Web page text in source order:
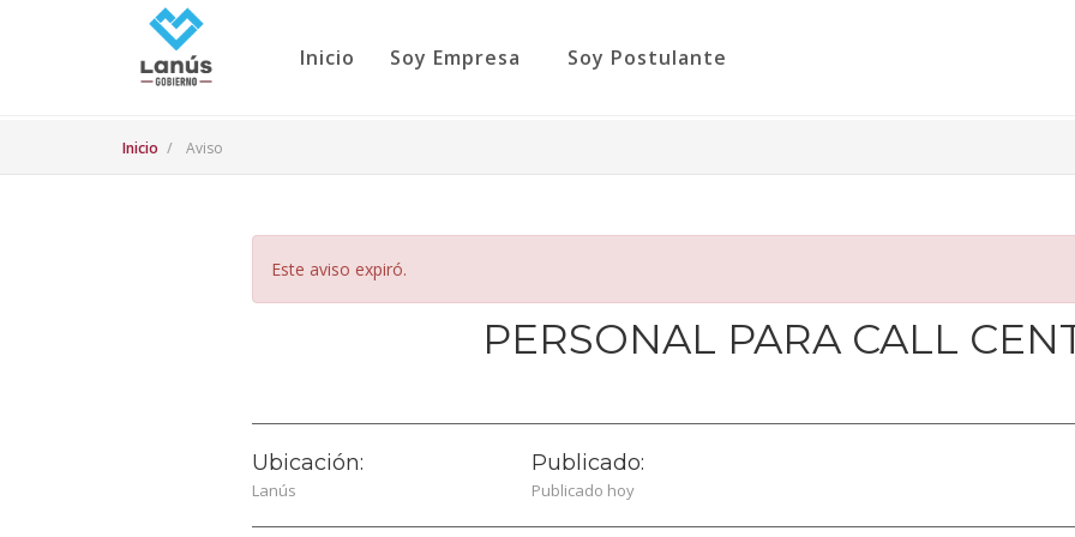
Inicio Soy Empresa Soy Postulante
Inicio Aviso
Este aviso expiró.
PERSONAL PARA CALL
Ubicación:
Lanús
Publicado:
Publicado hoy